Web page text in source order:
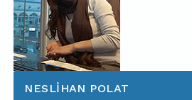
NESLIHAN POLAT